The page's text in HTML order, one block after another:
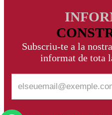
Subscriu-te a la
informat de tota